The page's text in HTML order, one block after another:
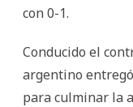
con 0-1.
Conducido el
argentino
para culminar la